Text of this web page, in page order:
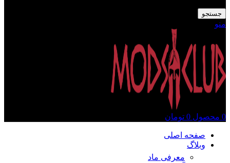
جستجو
منو
0 محصول 0 تومان
صفحه اصلی
وبلاگ
معرفی ماد